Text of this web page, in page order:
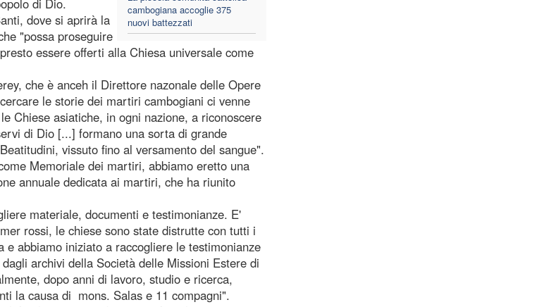
cambogiana accoglie 375
nuovi battezzati
di Dio.
dove si aprirà la
"possa proseguire
essere offerti alla Chiesa universale come
che è anceh il Direttore nazonale delle Opere
le storie dei martiri cambogiani ci venne
Chiese asiatiche, in ogni nazione, a riconoscere
di Dio [...] formano una sorta di grande
vissuto fino al versamento del sangue".
Memoriale dei martiri, abbiamo eretto una
annuale dedicata ai martiri, che ha riunito
materiale, documenti e testimonianze. E'
rossi, le chiese sono state distrutte con tutti i
abbiamo iniziato a raccogliere le testimonianze
archivi della Società delle Missioni Estere di
dopo anni di lavoro, studio e ricerca,
la causa di mons. Salas e 11 compagni".